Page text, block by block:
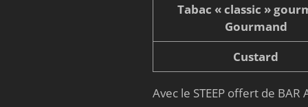
Tabac « classic »
Gourmand
Custard
Avec le STEEP offert de